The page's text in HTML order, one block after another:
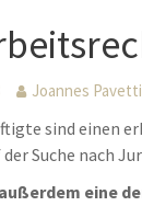
Joannes Pavetti
sind einen
der Suche nach
eine